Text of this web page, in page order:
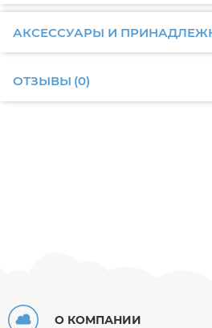
АКСЕССУАРЫ И
ОТЗЫВЫ (0)
О КОМПАНИИ